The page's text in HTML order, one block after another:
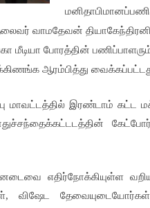
வாமதேவன்
மீடியா போரத்தின்
ஆரம்பித்து
மாவட்டத்தில் இரண்டாம் கட்ட
எதிர்நோக்கியுள்ள
விஷேட